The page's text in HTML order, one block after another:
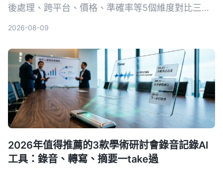
後處理、跨平台、價格、準確率等5個維度對比三星
2026-08-09
2026年值得推薦的3款學術研討會錄音記錄AI
工具：錄音、轉寫、摘要一take過